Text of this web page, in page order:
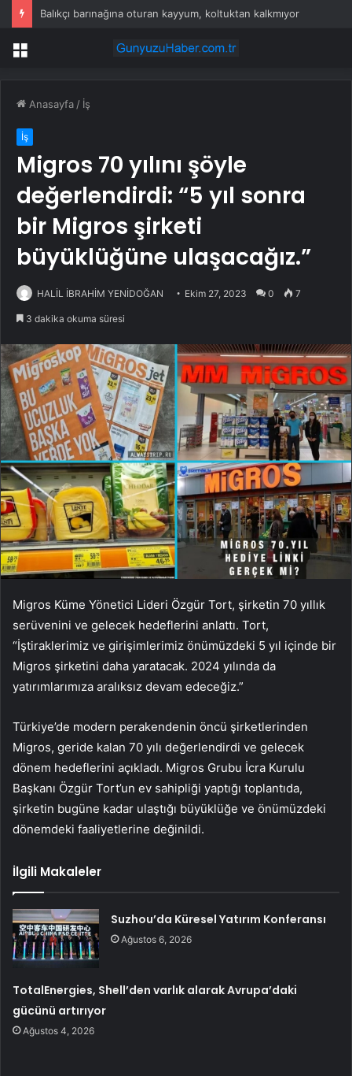
Balıkçı barınağına oturan kayyum, koltuktan kalkmıyor
Menü
Anasayfa / İş
İş
Migros 70 yılını şöyle
değerlendirdi: “5 yıl sonra
bir Migros şirketi
büyüklüğüne ulaşacağız.”
HALİL İBRAHİM YENİDOĞAN Ekim 27, 2023 0 7
3 dakika okuma süresi
Migros Küme Yönetici Lideri Özgür Tort, şirketin 70 yıllık
serüvenini ve gelecek hedeflerini anlattı. Tort,
“İştiraklerimiz ve girişimlerimiz önümüzdeki 5 yıl içinde bir
Migros şirketini daha yaratacak. 2024 yılında da
yatırımlarımıza aralıksız devam edeceğiz.”
Türkiye’de modern perakendenin öncü şirketlerinden
Migros, geride kalan 70 yılı değerlendirdi ve gelecek
dönem hedeflerini açıkladı. Migros Grubu İcra Kurulu
Başkanı Özgür Tort’un ev sahipliği yaptığı toplantıda,
şirketin bugüne kadar ulaştığı büyüklüğe ve önümüzdeki
dönemdeki faaliyetlerine değinildi.
İlgili Makaleler
Suzhou’da Küresel Yatırım Konferansı
Ağustos 6, 2026
TotalEnergies, Shell’den varlık alarak Avrupa’daki
gücünü artırıyor
Ağustos 4, 2026